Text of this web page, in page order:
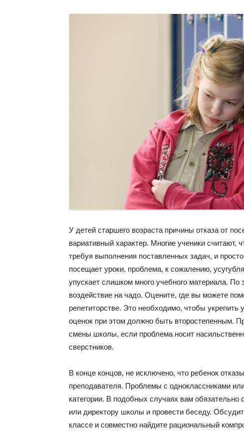
У детей старшего возраста причины отказа от
вариативный характер. Многие ученики считают,
требуя выполнения поставленных задач, и
посещает уроки, проблема, к сожалению,
упускает слишком много учебного материала.
воздействие на чадо. Оцените, где вы можете
репетиторстве. Это необходимо, чтобы
оценок при этом должно быть второстепенным.
смены школы, если проблема носит
сверстников.
В конце концов, не исключено, что ребенок
преподавателя. Проблемы с одноклассниками
категории. В подобных случаях вам
или директору школы и провести беседу.
классе и совместно найдите рациональный